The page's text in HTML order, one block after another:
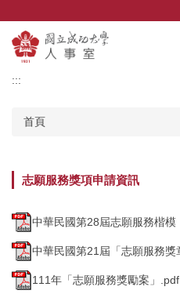
主
要
內
:::
首頁
志願服務獎項申請資訊
中華民國第28屆志願服務楷
中華民國第21屆「志願服務
111年「志願服務獎勵案」.pdf